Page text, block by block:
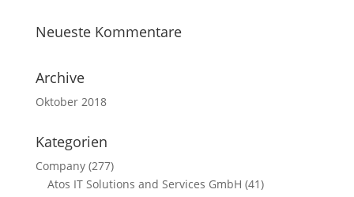
Neueste Kommentare
Archive
Oktober 2018
Kategorien
Company(277)
Atos IT Solutions and Services GmbH (41)